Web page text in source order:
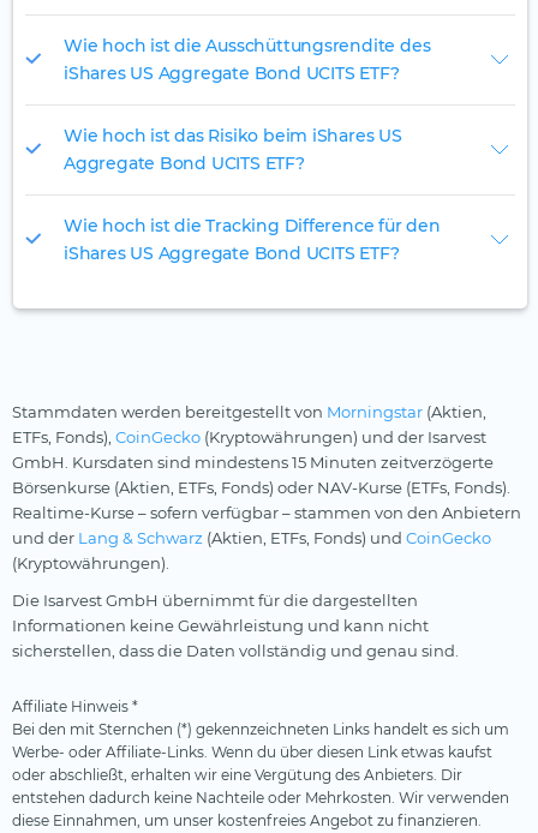
Wie hoch ist die Ausschüttungsrendite des
iShares US Aggregate Bond UCITS ETF?
Wie hoch ist das Risiko beim iShares US
Aggregate Bond UCITS ETF?
Wie hoch ist die Tracking Difference für den
iShares US Aggregate Bond UCITS ETF?
Stammdaten werden bereitgestellt von Morningstar (Aktien,
ETFs, Fonds), CoinGecko (Kryptowährungen) und der Isarvest
GmbH. Kursdaten sind mindestens 15 Minuten zeitverzögerte
Börsenkurse (Aktien, ETFs, Fonds) oder NAV-Kurse (ETFs, Fonds).
Realtime-Kurse – sofern verfügbar – stammen von den Anbietern
und der Lang & Schwarz (Aktien, ETFs, Fonds) und CoinGecko
(Kryptowährungen).
Die Isarvest GmbH übernimmt für die dargestellten
Informationen keine Gewährleistung und kann nicht
sicherstellen, dass die Daten vollständig und genau sind.
Affiliate Hinweis *
Bei den mit Sternchen (*) gekennzeichneten Links handelt es sich um
Werbe- oder Affiliate-Links. Wenn du über diesen Link etwas kaufst
oder abschließt, erhalten wir eine Vergütung des Anbieters. Dir
entstehen dadurch keine Nachteile oder Mehrkosten. Wir verwenden
diese Einnahmen, um unser kostenfreies Angebot zu finanzieren.